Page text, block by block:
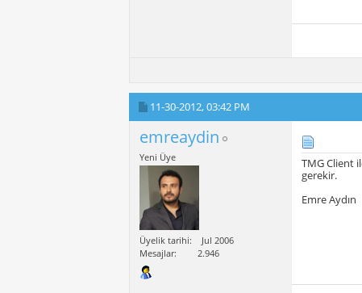
11-30-2012,03:42 PM
emreaydin
Yeni Üye
Üyelik tarihi
Jul 2006
Mesajlar
2.946
TMG Client
gerekir.
Emre Aydın